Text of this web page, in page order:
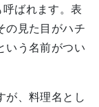
ばれます。表
の見た目がハチ
いう名前がつい
が、料理名とし